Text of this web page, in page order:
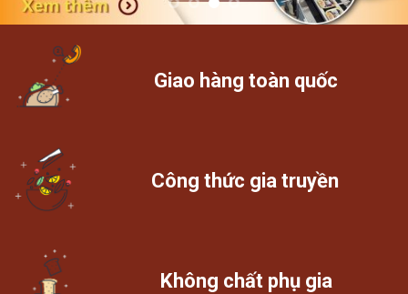
Giao hàng toàn quốc
Công thức gia truyền
Không chất phụ gia